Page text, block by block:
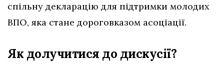
спільну декларацію для підтримки молодих
ВПО, яка стане дороговказом асоціації.
Як долучитися до дискусії?